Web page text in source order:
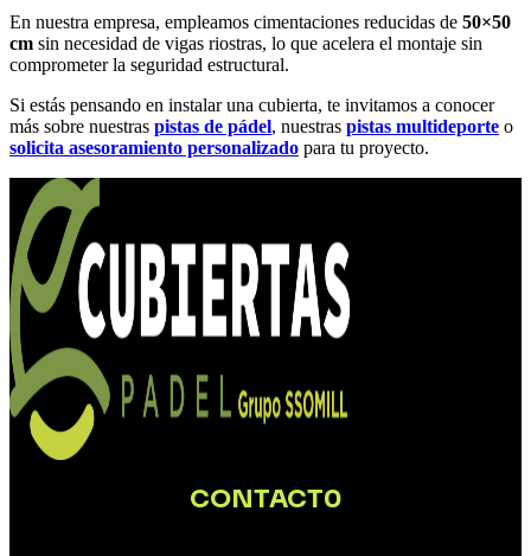
En nuestra empresa, empleamos cimentaciones reducidas de 50×50
cm sin necesidad de vigas riostras, lo que acelera el montaje sin
comprometer la seguridad estructural.
Si estás pensando en instalar una cubierta, te invitamos a conocer
más sobre nuestras pistas de pádel, nuestras pistas multideporte o
solicita asesoramiento personalizado para tu proyecto.
CONTACT0